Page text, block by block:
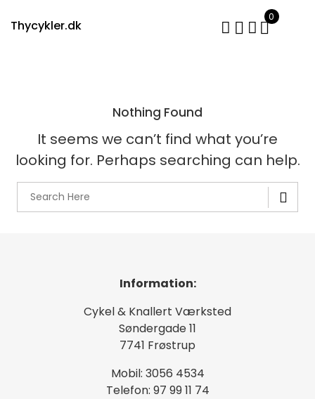
Thycykler.dk
0
Nothing Found
It seems we can’t find what you’re
looking for. Perhaps searching can help.
Information:
Cykel & Knallert Værksted
Søndergade 11
7741 Frøstrup
Mobil: 3056 4534
Telefon: 97 99 11 74